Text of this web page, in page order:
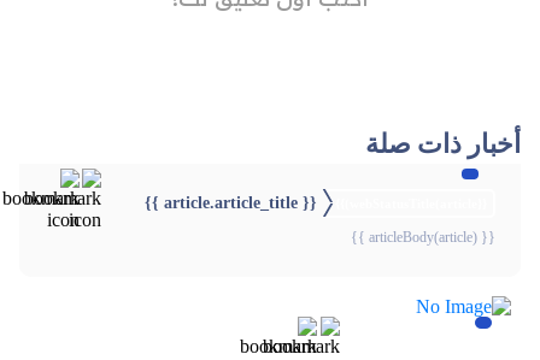
أخبار ذات صلة
{{ article.article_title }}
{{ articleBody(article) }}